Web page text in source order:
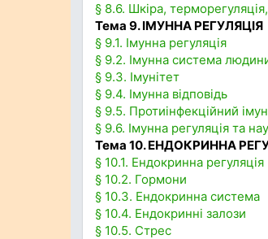
§ 8.6. Шкіра,
Тема 9. ІМУННА РЕГУЛЯЦІЯ
§ 9.1. Імунна регуляція
§ 9.2. Імунна система
§ 9.3. Імунітет
§ 9.4. Імунна відповідь
§ 9.5. Протиінфекційний
§ 9.6. Імунна регуляція та
Тема 10. ЕНДОКРИННА
§ 10.1. Ендокринна регуляція
§ 10.2. Гормони
§ 10.3. Ендокринна система
§ 10.4. Ендокринні залози
§ 10.5. Стрес